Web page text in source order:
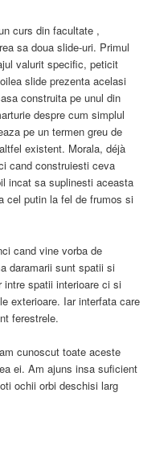
curs din facultate ,
sa doua slide-uri. Primul
valurit specific, peticit
slide prezenta acelasi
construita pe unul din
despre cum simplul
pe un termen greu de
existent. Morala, déjà
cand construiesti ceva
incat sa suplinesti aceasta
cel putin la fel de frumos si
cand vine vorba de
daramarii sunt spatii si
intre spatii interioare ci si
exterioare. Iar interfata care
ferestrele.
cunoscut toate aceste
ei. Am ajuns insa suficient
ochii orbi deschisi larg